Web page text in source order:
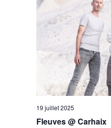
19 juillet 2025
Fleuves @ Carhaix